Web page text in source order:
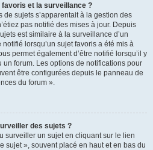
et la surveillance ?
sujets s’apparentait à la gestion des
pas notifié des mises à jour. Depuis
est similaire à la surveillance d’un
lorsqu’un sujet favoris a été mis à
permet également d’être notifié lorsqu’il y
forum. Les options de notifications pour
être configurées depuis le panneau de
du forum ».
des sujets ?
surveiller un sujet en cliquant sur le lien
sujet », souvent placé en haut et en bas du